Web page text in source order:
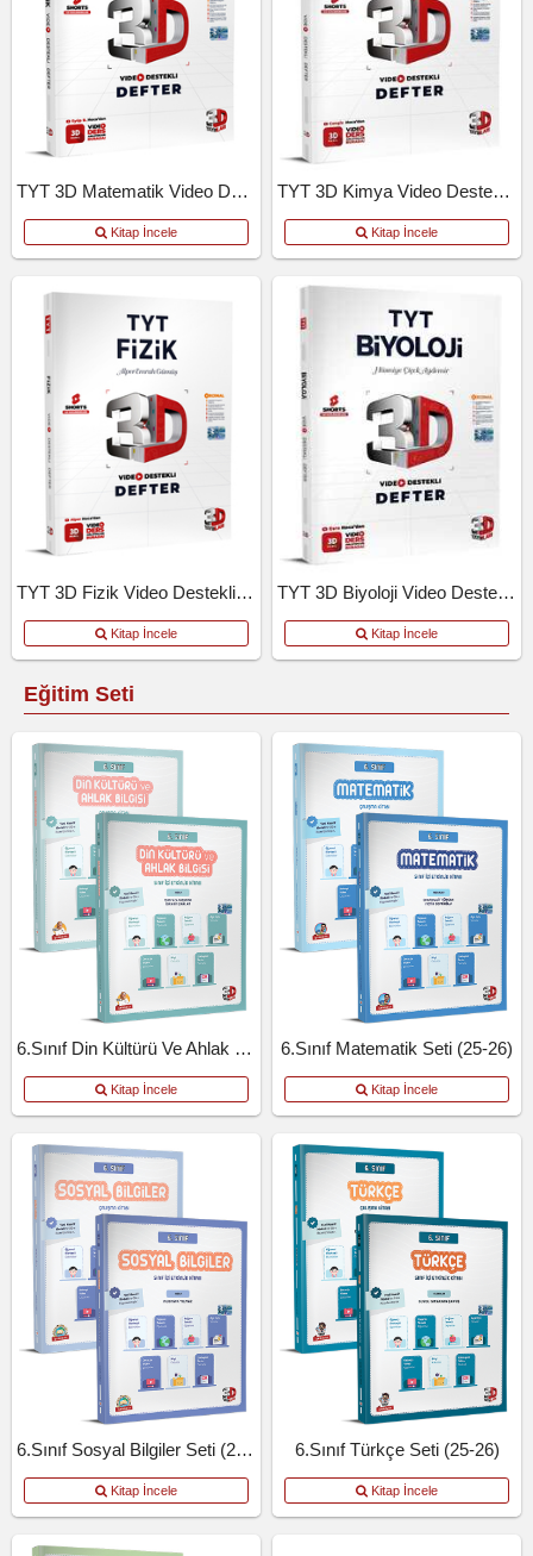
TYT 3D Matematik Video Destekli Defter
Kitap İncele
TYT 3D Kimya Video Destekli Defter
Kitap İncele
TYT 3D Fizik Video Destekli Defter
Kitap İncele
TYT 3D Biyoloji Video Destekli Defter
Kitap İncele
Eğitim Seti
6.Sınıf Din Kültürü Ve Ahlak Bil.Seti (25-26)
Kitap İncele
6.Sınıf Matematik Seti (25-26)
Kitap İncele
6.Sınıf Sosyal Bilgiler Seti (25-26)
Kitap İncele
6.Sınıf Türkçe Seti (25-26)
Kitap İncele